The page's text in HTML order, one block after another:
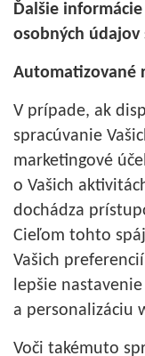
Ďalšie
osobných
Automatizované
V prípade, ak
spracúvanie
marketingové
o Vašich
dochádza
Cieľom tohto
Vašich
lepšie
a personalizáciu
Voči takémuto